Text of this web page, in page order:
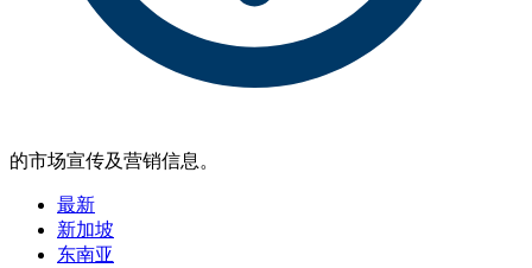
的市场宣传及营销信息。
最新
新加坡
东南亚